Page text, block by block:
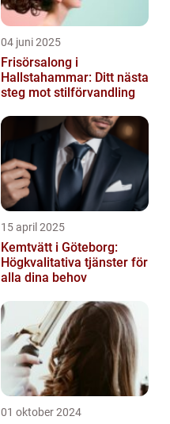
04 juni 2025
Frisörsalong i
Hallstahammar: Ditt nästa
steg mot stilförvandling
15 april 2025
Kemtvätt i Göteborg:
Högkvalitativa tjänster för
alla dina behov
01 oktober 2024